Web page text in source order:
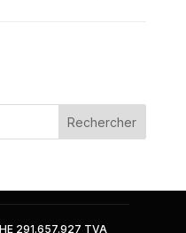
Rechercher
291.657.927 TVA